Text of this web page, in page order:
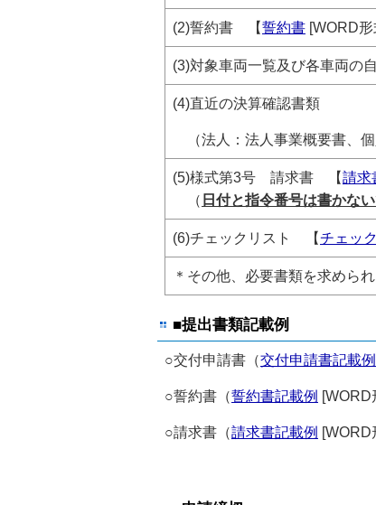
(2)誓約書 【誓約書 [WORD形
(3)対象車両一覧及び各車両の
(4)直近の決算確認書類
（法人：法人事業概要書、個
(5)様式第3号 請求書 【請求
（ 日付と指令番号は書かな
(6)チェックリスト 【チェッ
＊その他、必要書類を求めら
■提出書類記載例
○交付申請書（交付申請書記載例
○誓約書（誓約書記載例 [WORD
○請求書（請求書記載例 [WORD